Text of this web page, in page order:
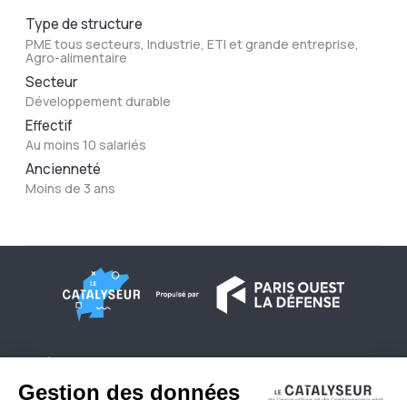
Type de structure
PME tous secteurs, Industrie, ETI et grande entreprise,
Agro-alimentaire
Secteur
Développement durable
Effectif
Au moins 10 salariés
Ancienneté
Moins de 3 ans
Conditions générales d'utilisation